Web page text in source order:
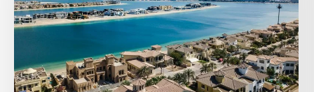
in
settori